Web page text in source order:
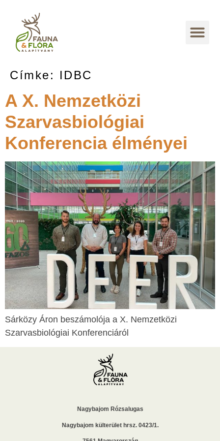
Címke: IDBC
A X. Nemzetközi
Szarvasbiológiai
Konferencia élményei
Sárközy Áron beszámolója a X. Nemzetközi
Szarvasbiológiai Konferenciáról
Nagybajom Rózsalugas
Nagybajom külterület hrsz. 0423/1.